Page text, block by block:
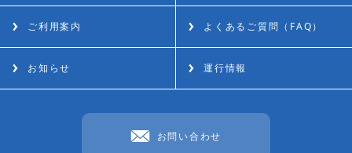
ご利用案内 よくあるご質問（FAQ）
お知らせ 運行情報
お問い合わせ